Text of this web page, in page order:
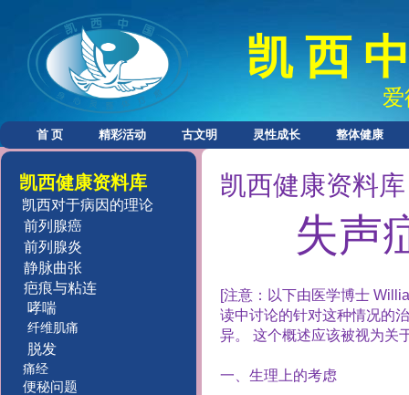
首 页 精彩活动 古文明 灵性成长 整体健康
凯 西
凯西健康资料
失声
[注意：以下由医学博士
读中讨论的针对这种情况的
异。
这个概述应该被视为关
一、 生理上的考虑
凯西健康资料库
凯西对于病因的理论
前列腺癌
前列腺炎
静脉曲张
疤痕与粘连
哮喘
纤维肌痛
脱发
痛经
便秘问题